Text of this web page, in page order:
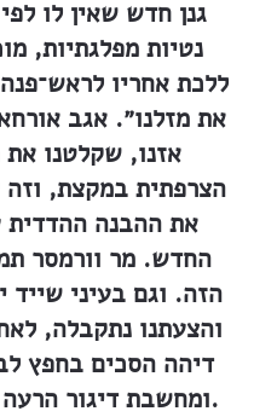
גנן חדש שאין לו
נטיות מפלגתיות,
ללכת אחריו
את מזלנו״. אגב
אזנו, שקלטנו
הצרפתית במקצת, וזה
את ההבנה ההדדית
החדש. מר וורמסר
הזה. וגם בעיני
והצעתנו נתקבלה,
דיהה הסכים בחפץ
ומחשבת דיגור הרעה נתבטלה״.